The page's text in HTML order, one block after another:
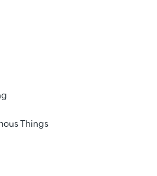
Things
no
automotivo?
chance de
padrões de